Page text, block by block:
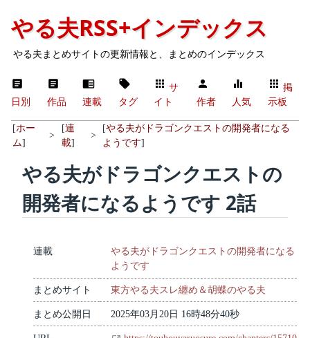
やる夫RSS+インデックス
やる夫まとめサイトの更新情報と、まとめのインデックス
日別 作品 連載 タグ
サ
イト
作者 人気
掲
示板
[ホー
ム]
>
[連
載]
>
[やる夫がドラゴンクエストの開発者になる
ようです]
やる夫がドラゴンクエストの
開発者になるようです 2話
連載
やる夫がドラゴンクエストの開発者になる
ようです
まとめサイト 東方やる夫スレ纏め＆胡蝶のやる夫
まとめ公開日 2025年03月20日 16時48分40秒